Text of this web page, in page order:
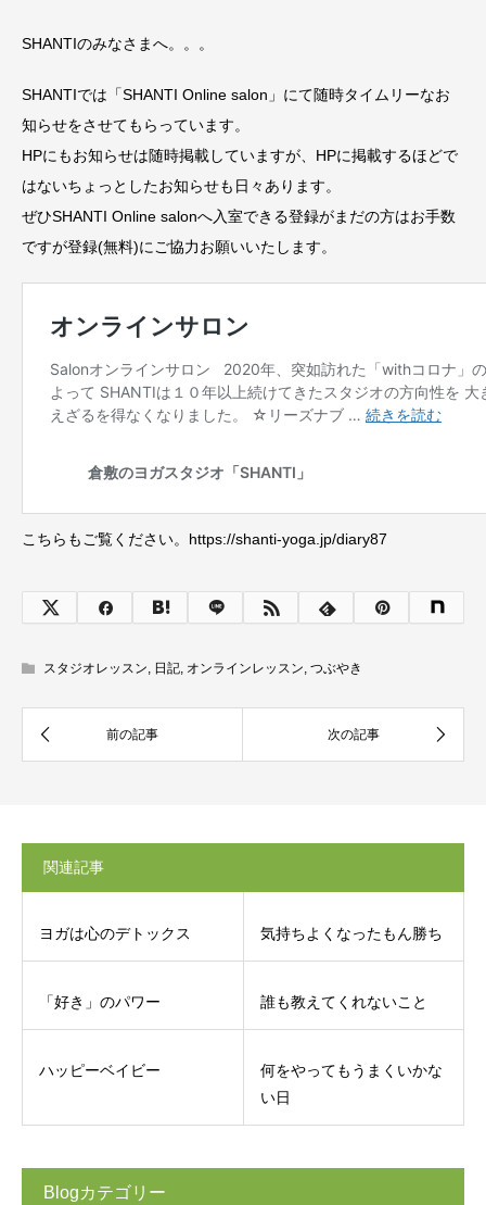
SHANTIのみなさまへ。。。
SHANTIでは「SHANTI Online salon」にて随時タイムリーなお
知らせをさせてもらっています。
HPにもお知らせは随時掲載していますが、HPに掲載するほどで
はないちょっとしたお知らせも日々あります。
ぜひSHANTI Online salonへ入室できる登録がまだの方はお手数
ですが登録(無料)にご協力お願いいたします。
こちらもご覧ください。https://shanti-yoga.jp/diary87
スタジオレッスン 日記 オンラインレッスン つぶやき
関連記事
ヨガは心のデトックス 気持ちよくなったもん勝ち
「好き」のパワー 誰も教えてくれないこと
ハッピーベイビー
何をやってもうまくいかな
い日
Blogカテゴリー